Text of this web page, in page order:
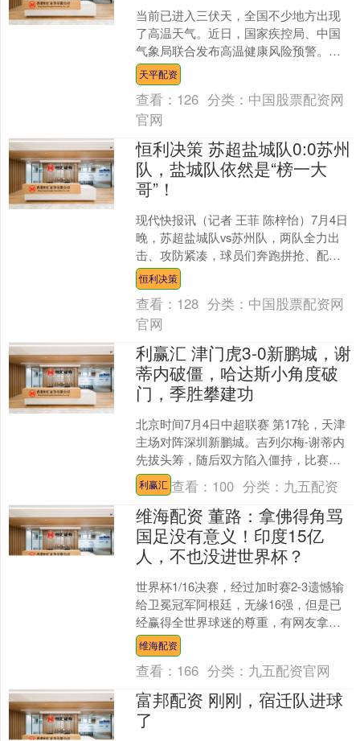
当前已进入三伏天，全国不少地方出现
了高温天气。近日，国家疾控局、中国
气象局联合发布高温健康风险预警。高
温天气容易引发中暑、肠胃不适、“空调
病”等健康问题。高温天....
天平配资
查看： 126 分类： 中国股票配资网
官网
恒利决策 苏超盐城队0:0苏州
队，盐城队依然是“榜一大
哥”！
现代快报讯（记者 王菲 陈梓怡）7月4日
晚，苏超盐城队vs苏州队，两队全力出
击、攻防紧凑，球员们奔跑拼抢、配合
流畅，现场氛围热烈。最终，盐城队0:0
苏州队，各拿....
恒利决策
查看： 128 分类： 中国股票配资网
官网
利赢汇 津门虎3-0新鹏城，谢
蒂内破僵，哈达斯小角度破
门，季胜攀建功
北京时间7月4日中超联赛 第17轮，天津
主场对阵深圳新鹏城。吉列尔梅-谢蒂内
先拔头筹，随后双方陷入僵持，比赛在
尾声阶段进入高潮，季胜攀打门击中立
柱，随后哈达斯极....
利赢汇 查看： 100 分类： 九五配资
维海配资 董路：拿佛得角骂
国足没有意义！印度15亿
人，不也没进世界杯？
世界杯1/16决赛，经过加时赛2-3遗憾输
给卫冕冠军阿根廷，无缘16强，但是已
经赢得全世界球迷的尊重，有网友拿他
们和中国男足进行对比，对此，中国足
球小将创始人董....
维海配资
查看： 166 分类： 九五配资官网
富邦配资 刚刚，宿迁队进球
了